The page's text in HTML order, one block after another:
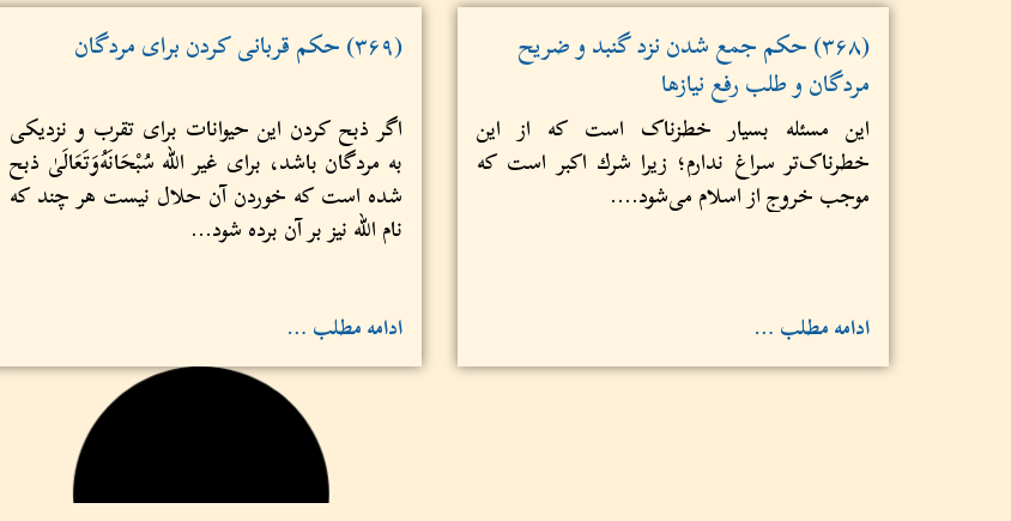
(۳۶۸) حکم جمع شدن نزد گنبد و ضریح
مردگان و طلب رفع نیازها
این مسئله‌ بسیار خطزناک است که از این
خطرناک‌تر سراغ ندارم؛ زیرا شرك اكبر است که
موجب خروج از اسلام می‌شود....
ادامه مطلب …
(۳۶۹) حکم قربانی کردن برای مردگان
اگر ذبح کردن این حیوانات برای تقرب و نزدیکی
به مردگان باشد، برای غير الله سُبْحَانَهُ‌وَتَعَالَىٰ ذبح
شده است که خوردن آن حلال نیست هر چند که
نام الله نیز بر آن‌ برده شود...
ادامه مطلب …